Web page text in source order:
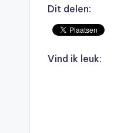
Dit delen:
Vind ik leuk: